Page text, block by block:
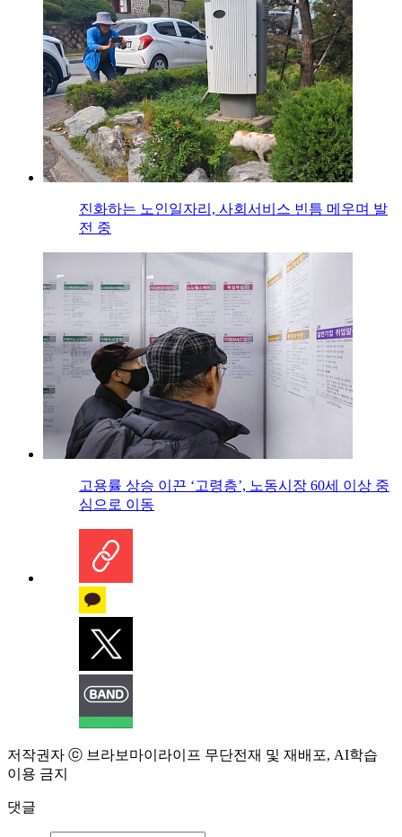
진화하는 노인일자리, 사회서비스 빈틈 메우며 발
전 중
고용률 상승 이끈 ‘고령층’, 노동시장 60세 이상 중
심으로 이동
저작권자 ⓒ 브라보마이라이프 무단전재 및 재배포, AI학습
이용 금지
댓글